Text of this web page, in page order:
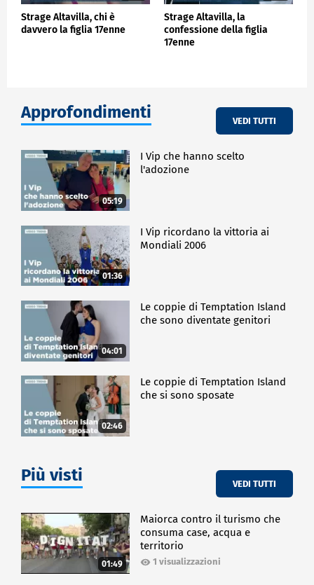
Strage Altavilla, chi è
davvero la figlia 17enne
Strage Altavilla, la
confessione della figlia
17enne
Approfondimenti VEDI TUTTI
05:19
I Vip che hanno scelto
l'adozione
01:36
I Vip ricordano la vittoria ai
Mondiali 2006
04:01
Le coppie di Temptation Island
che sono diventate genitori
02:46
Le coppie di Temptation Island
che si sono sposate
Più visti VEDI TUTTI
01:49
Maiorca contro il turismo che
consuma case, acqua e
territorio
1 visualizzazioni